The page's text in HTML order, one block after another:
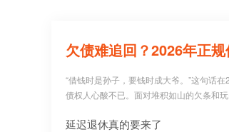
“借钱时是孙子，要钱时成大爷。”这句话
债权人心酸不已。面对堆积如山的欠条和玩
是：每10个急于追债的人中，就有3个不仅
延迟退休真的要来了